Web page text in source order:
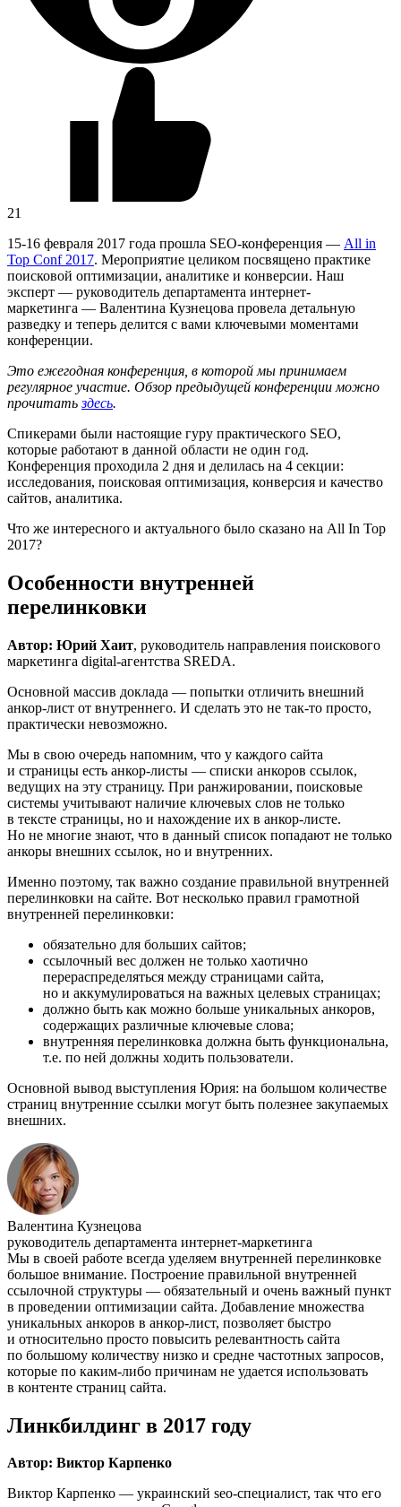
21
15-16 февраля 2017 года прошла SEO-конференция — All in
Top Conf 2017. Мероприятие целиком посвящено практике
поисковой оптимизации, аналитике и конверсии. Наш
эксперт — руководитель департамента интернет-
маркетинга — Валентина Кузнецова провела детальную
разведку и теперь делится с вами ключевыми моментами
конференции.
Это ежегодная конференция, в которой мы принимаем
регулярное участие. Обзор предыдущей конференции можно
прочитатьздесь.
Спикерами были настоящие гуру практического SEO,
которые работают в данной области не один год.
Конференция проходила 2 дня и делилась на 4 секции:
исследования, поисковая оптимизация, конверсия и качество
сайтов, аналитика.
Что же интересного и актуального было сказано на All In Top
2017?
Особенности внутренней
перелинковки
Автор: Юрий Хаит, руководитель направления поискового
маркетинга digital-агентства SREDA.
Основной массив доклада — попытки отличить внешний
анкор-лист от внутреннего. И сделать это не так-то просто,
практически невозможно.
Мы в свою очередь напомним, что у каждого сайта
и страницы есть анкор-листы — списки анкоров ссылок,
ведущих на эту страницу. При ранжировании, поисковые
системы учитывают наличие ключевых слов не только
в тексте страницы, но и нахождение их в анкор-листе.
Но не многие знают, что в данный список попадают не только
анкоры внешних ссылок, но и внутренних.
Именно поэтому, так важно создание правильной внутренней
перелинковки на сайте. Вот несколько правил грамотной
внутренней перелинковки:
обязательно для больших сайтов;
ссылочный вес должен не только хаотично
перераспределяться между страницами сайта,
но и аккумулироваться на важных целевых страницах;
должно быть как можно больше уникальных анкоров,
содержащих различные ключевые слова;
внутренняя перелинковка должна быть функциональна,
т.е. по ней должны ходить пользователи.
Основной вывод выступления Юрия: на большом количестве
страниц внутренние ссылки могут быть полезнее закупаемых
внешних.
Валентина Кузнецова
руководитель департамента интернет-маркетинга
Мы в своей работе всегда уделяем внутренней перелинковке
большое внимание. Построение правильной внутренней
ссылочной структуры — обязательный и очень важный пункт
в проведении оптимизации сайта. Добавление множества
уникальных анкоров в анкор-лист, позволяет быстро
и относительно просто повысить релевантность сайта
по большому количеству низко и средне частотных запросов,
которые по каким-либо причинам не удается использовать
в контенте страниц сайта.
Линкбилдинг в 2017 году
Автор: Виктор Карпенко
Виктор Карпенко — украинский seo-специалист, так что его